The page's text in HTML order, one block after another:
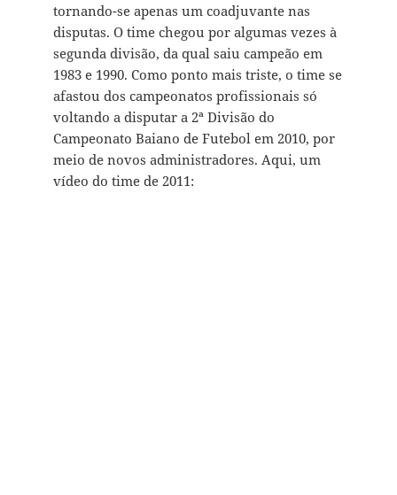
tornando-se apenas um coadjuvante nas
disputas. O time chegou por algumas vezes à
segunda divisão, da qual saiu campeão em
1983 e 1990. Como ponto mais triste, o time se
afastou dos campeonatos profissionais só
voltando a disputar a 2ª Divisão do
Campeonato Baiano de Futebol em 2010, por
meio de novos administradores. Aqui, um
vídeo do time de 2011: